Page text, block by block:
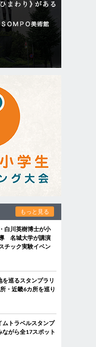
もっと見る
白川英樹博士が小
名城大学が講演
チック実験イベン
巡るスタンプラリ
・近畿6カ所を巡り
ムトラベルスタンプ
がら全17スポット